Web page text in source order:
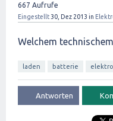
667 Aufrufe
Eingestellt 30, Dez 2013 in
Welchem
laden batterie